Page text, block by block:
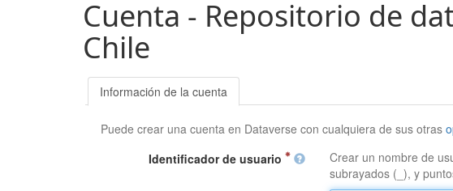
Cuenta - Repositorio de
Chile
Información de la cuenta
Puede crear una cuenta en Dataverse con cualquiera de sus otras
Identificador de usuario
Crear un nombre de
subrayados (_), y